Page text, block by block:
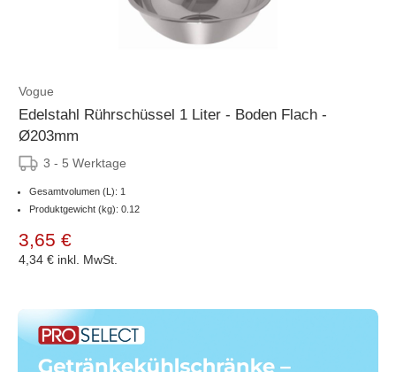
Vogue
Edelstahl Rührschüssel 1 Liter - Boden Flach -
Ø203mm
3 - 5 Werktage
Gesamtvolumen (L): 1
Produktgewicht (kg): 0.12
3,65 €
4,34 € inkl. MwSt.